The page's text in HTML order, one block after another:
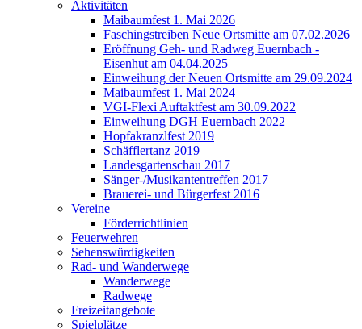
Aktivitäten
Maibaumfest 1. Mai 2026
Faschingstreiben Neue Ortsmitte am 07.02.2026
Eröffnung Geh- und Radweg Euernbach -
Eisenhut am 04.04.2025
Einweihung der Neuen Ortsmitte am 29.09.2024
Maibaumfest 1. Mai 2024
VGI-Flexi Auftaktfest am 30.09.2022
Einweihung DGH Euernbach 2022
Hopfakranzlfest 2019
Schäfflertanz 2019
Landesgartenschau 2017
Sänger-/Musikantentreffen 2017
Brauerei- und Bürgerfest 2016
Vereine
Förderrichtlinien
Feuerwehren
Sehenswürdigkeiten
Rad- und Wanderwege
Wanderwege
Radwege
Freizeitangebote
Spielplätze